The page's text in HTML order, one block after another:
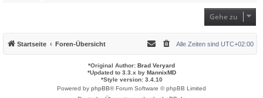
Gehe zu
Startseite Foren-Übersicht Alle Zeiten sind UTC+02:00
*Original Author: Brad Veryard
*Updated to 3.3.x by MannixMD
*Style version: 3.4.10
Powered by phpBB® Forum Software © phpBB Limited